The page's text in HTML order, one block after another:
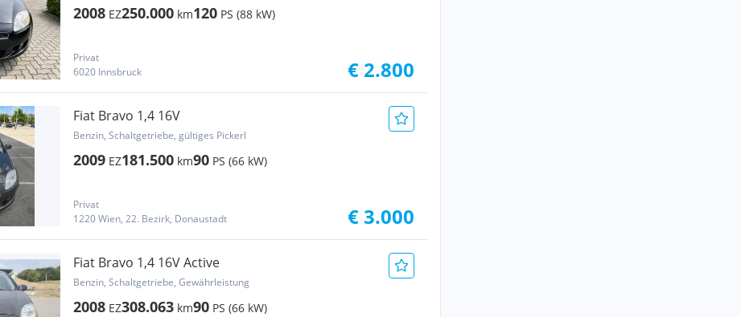
2008 EZ250.000 km120 PS (88 kW)
Privat
6020 Innsbruck
€ 2.800
Fiat Bravo 1,4 16V
Benzin, Schaltgetriebe, gültiges Pickerl
2009 EZ181.500 km90 PS (66 kW)
Privat
1220 Wien, 22. Bezirk, Donaustadt
€ 3.000
Fiat Bravo 1,4 16V Active
Benzin, Schaltgetriebe, Gewährleistung
2008 EZ308.063 km90 PS (66 kW)